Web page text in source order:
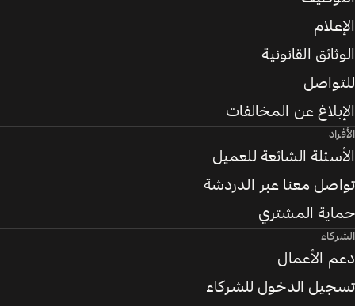
الإعلام
الوثائق القانونية
للتواصل
الإبلاغ عن المخالفات
الأفراد
الأسئلة الشائعة للعميل
تواصل معنا عبر الدردشة
حماية المشتري
الشركاء
دعم الأعمال
تسجيل الدخول للشركاء